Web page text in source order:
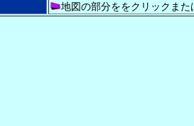
地図の部分ををクリックま